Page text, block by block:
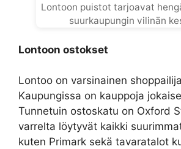
Lontoon puistot tarjoavat
suurkaupungin vilinän
Lontoon ostokset
Lontoo on varsinainen
Kaupungissa on kauppoja
Tunnetuin ostoskatu on Oxford
varrelta löytyvät kaikki
kuten Primark sekä tavaratalot